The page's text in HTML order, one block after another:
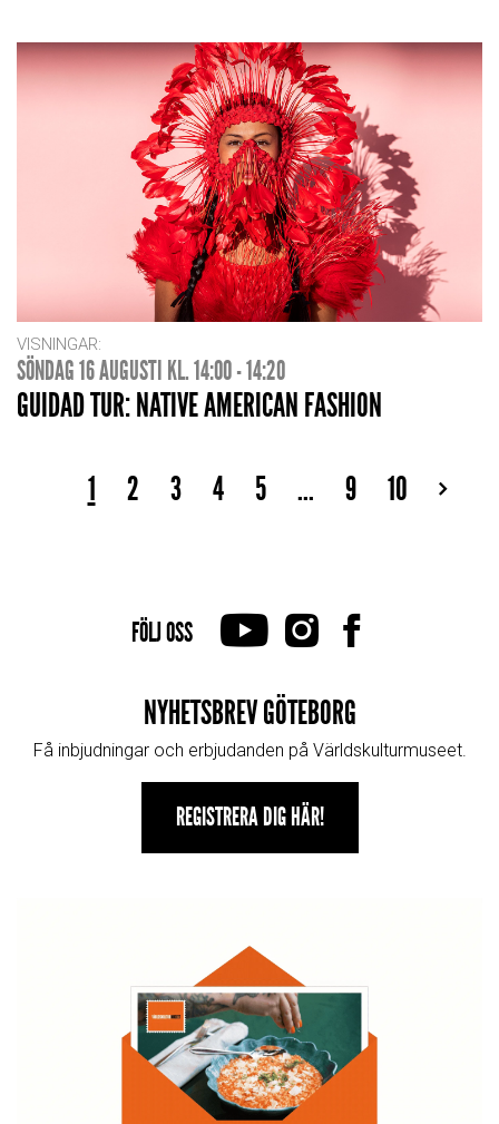
VISNINGAR:
SÖNDAG 16 AUGUSTI KL. 14:00 - 14:20
GUIDAD TUR: NATIVE AMERICAN FASHION
1 2 3 4 5 ... 9 10
FÖLJ OSS
NYHETSBREV GÖTEBORG
Få inbjudningar och erbjudanden på Världskulturmuseet.
REGISTRERA DIG HÄR!